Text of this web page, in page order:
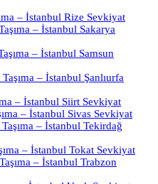
– İstanbul Rize Sevkiyat
– İstanbul Sakarya
– İstanbul Samsun
– İstanbul Şanlıurfa
– İstanbul Siirt Sevkiyat
– İstanbul Sivas Sevkiyat
– İstanbul Tekirdağ
– İstanbul Tokat Sevkiyat
– İstanbul Trabzon